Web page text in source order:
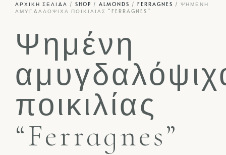
ΑΡΧΙΚΉ ΣΕΛΊΔΑ / SHOP / ALMONDS / FERRAGNES / ΨΗΜΈΝΗ
ΑΜΥΓΔΑΛΌΨΙΧΑ ΠΟΙΚΙΛΊΑΣ “FERRAGNES”
Ψημένη
ποικιλίας
“Ferragnes”